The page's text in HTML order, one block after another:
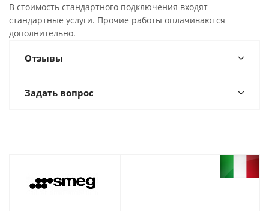
В стоимость стандартного подключения входят
стандартные услуги. Прочие работы оплачиваются
дополнительно.
Отзывы
Задать вопрос